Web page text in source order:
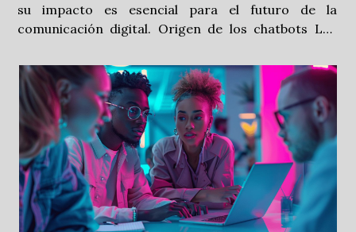
su impacto es esencial para el futuro de la
comunicación digital. Origen de los chatbots Los
remontan a mediados del siglo XX, cuando los
pioneros de la...